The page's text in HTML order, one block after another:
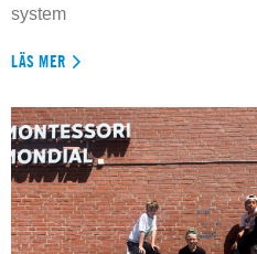
system
LÄS MER